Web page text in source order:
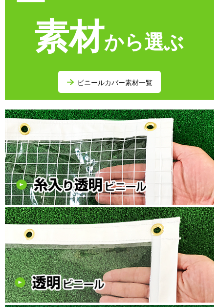
素材から選ぶ
ビニールカバー素材一覧